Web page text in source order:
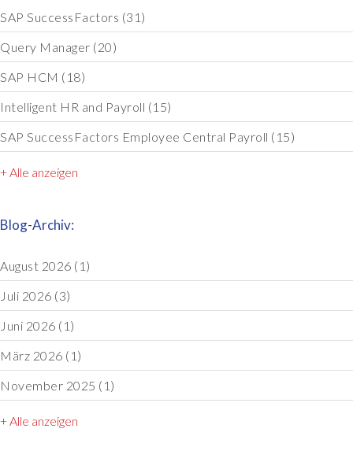
SAP SuccessFactors (31)
Query Manager (20)
SAP HCM (18)
Intelligent HR and Payroll (15)
SAP SuccessFactors Employee Central Payroll (15)
+ Alle anzeigen
Blog-Archiv:
August 2026 (1)
Juli 2026 (3)
Juni 2026 (1)
März 2026 (1)
November 2025 (1)
+ Alle anzeigen